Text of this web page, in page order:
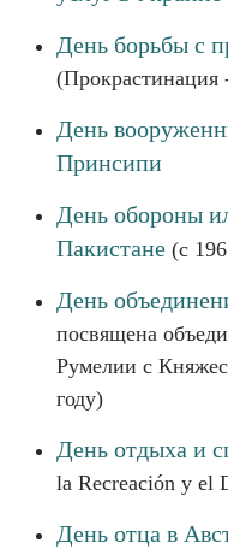
День борьбы с
(Прокрастинация
День
Принсипи
День обороны
Пакистане (с
День
посвящена
Румелии с
году)
День отдыха и
la Recreación y el
День отца в